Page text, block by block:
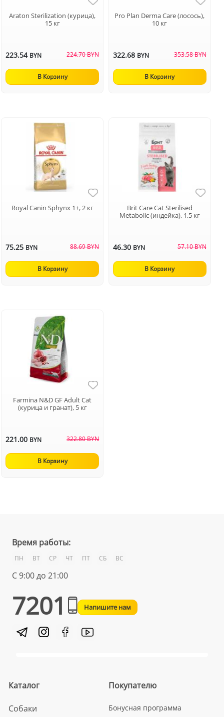
Araton Sterilization (курица),
15 кг
223.54 BYN 224.70 BYN
В Корзину
Pro Plan Derma Care (лосось),
10 кг
322.68 BYN 353.58 BYN
В Корзину
Royal Canin Sphynx 1+, 2 кг
75.25 BYN 88.69 BYN
В Корзину
Brit Care Cat Sterilised
Metabolic (индейка), 1,5 кг
46.30 BYN 57.10 BYN
В Корзину
Farmina N&D GF Adult Cat
(курица и гранат), 5 кг
221.00 BYN 322.80 BYN
В Корзину
Время работы:
ПН ВТ СР ЧТ ПТ СБ ВС
С 9:00 до 21:00
7201 Напишите нам
Каталог
Собаки
Покупателю
Бонусная программа